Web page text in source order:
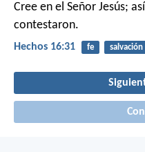
Cree en el Señor Jesús;
contestaron.
Hechos 16:31 fe salvación